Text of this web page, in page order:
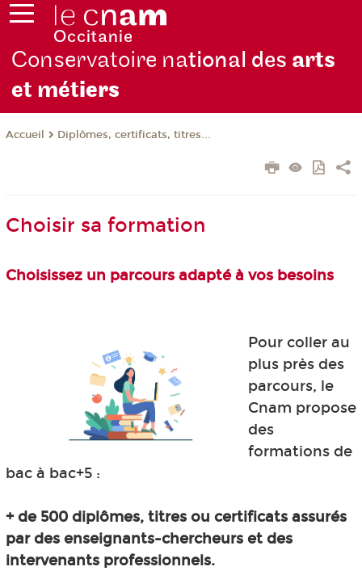
Conservatoire national des arts
et métiers
Accueil Diplômes, certificats, titres...
Choisir sa formation
Choisissez un parcours adapté à vos besoins
Pour coller au
plus près des
parcours, le
Cnam propose
des
formations de
bac à bac+5 :
+ de 500 diplômes, titres ou certificats assurés
par des enseignants-chercheurs et des
intervenants professionnels.